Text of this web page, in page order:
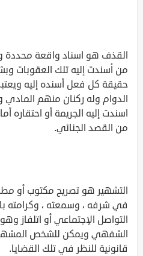
القذف هو اسناد واقعة محددة
من أسندت إليه تلك العقوبات
حقيقة كل فعل أسنده إليه
الدوام وله ركنان منهم
اسندت إليه الجريمة أو احتقاره
من القصد الجنائي.
التشهير هو تصريح مكتوب أو
في شرفه ، وسمعته ، وكرامته
التواصل الإجتماعي أو اتلفاز
الشفهي ويمكن للشخص المشهر
قانونية للنظر في تلك القضايا.